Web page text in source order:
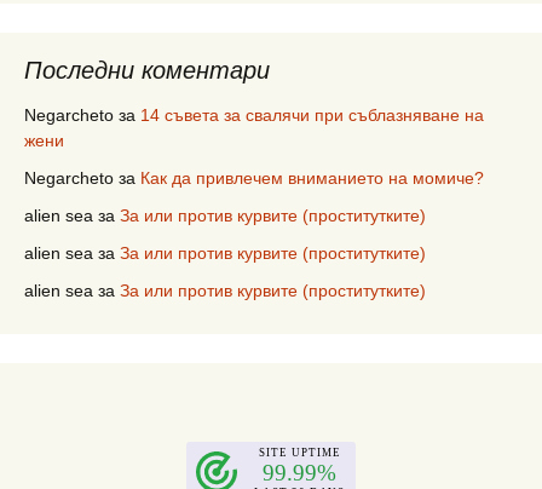
Последни коментари
Negarcheto за 14 съвета за свалячи при съблазняване на
жени
Negarcheto за Как да привлечем вниманието на момиче?
alien sea за За или против курвите (проститутките)
alien sea за За или против курвите (проститутките)
alien sea за За или против курвите (проститутките)